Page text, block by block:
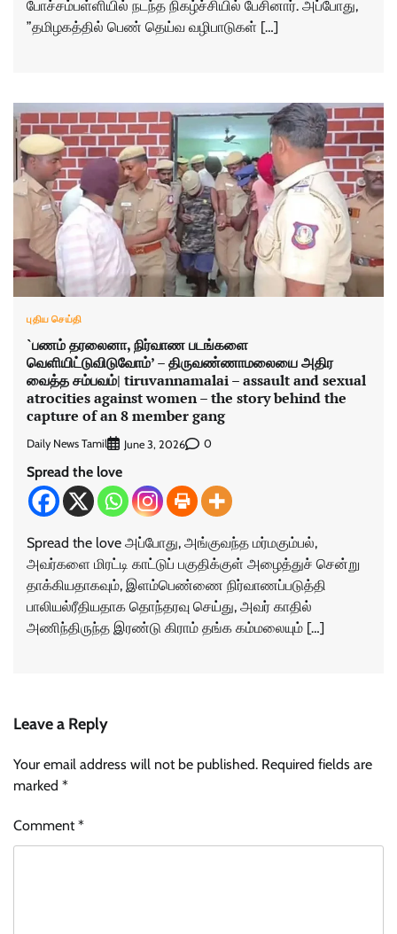
போச்சம்பள்ளியில் நடந்த நிகழ்ச்சியில் பேசினார். அப்போது,
”தமிழகத்தில் பெண் தெய்வ வழிபாடுகள் […]
புதிய செய்தி
`பணம் தரலைனா, நிர்வாண படங்களை
வெளியிட்டுவிடுவோம்’ – திருவண்ணாமலையை அதிர
வைத்த சம்பவம்| tiruvannamalai – assault and sexual
atrocities against women – the story behind the
capture of an 8 member gang
Daily News Tamil June 3, 2026 0
Spread the love
Spread the love அப்போது, அங்குவந்த மர்மகும்பல்,
அவர்களை மிரட்டி காட்டுப் பகுதிக்குள் அழைத்துச் சென்று
தாக்கியதாகவும், இளம்பெண்ணை நிர்வாணப்படுத்தி
பாலியல்ரீதியதாக தொந்தரவு செய்து, அவர் காதில்
அணிந்திருந்த இரண்டு கிராம் தங்க கம்மலையும் […]
Leave a Reply
Your email address will not be published. Required fields are
marked *
Comment*